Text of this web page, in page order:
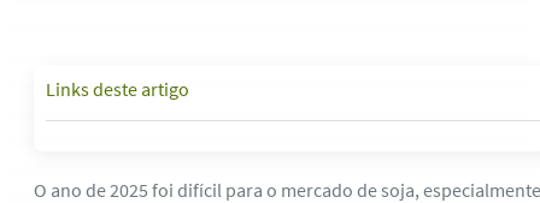
Links deste artigo
O ano de 2025 foi difícil para o mercado de soja,